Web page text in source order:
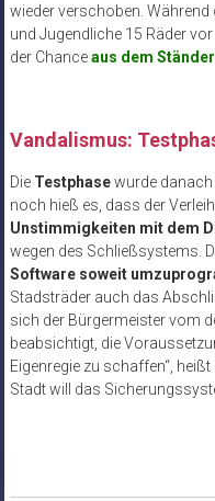
wieder verschoben. Während
und Jugendliche 15 Räder
der Chanceaus dem
Vandalismus:
Die Testphasewurde danach
noch hieß es, dass der
Unstimmigkeiten mit dem
wegen des Schließsystems.
Software soweit
Stadsträder auch das
sich der Bürgermeister vom
beabsichtigt, die
Eigenregie zu schaffen“,
Stadt will das